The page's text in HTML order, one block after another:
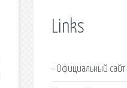
Links
- Официальный